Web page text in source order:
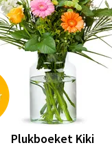
Plukboeket Kiki